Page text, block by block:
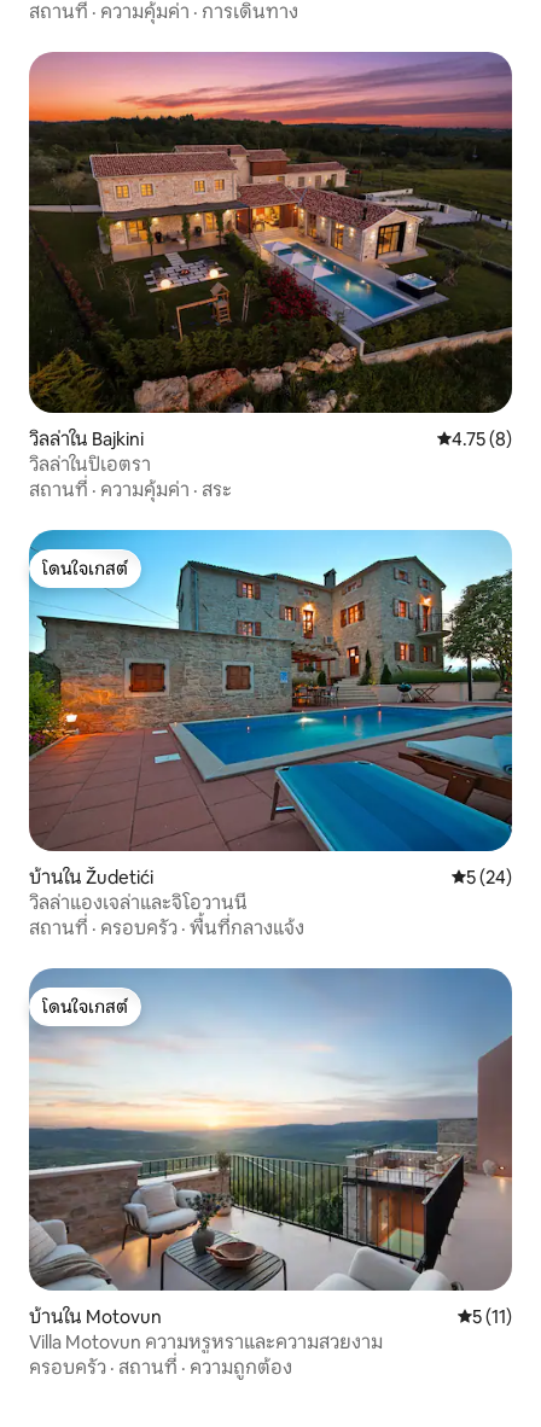
สถานที่ · ความคุ้มค่า · การเดินทาง
วิลล่าใน Bajkini คะแนนเฉลี่ย
4.75 (8)
วิลล่าในปิเอตรา
สถานที่ · ความคุ้มค่า · สระ
โดนใจเกสต์
โดนใจเกสต์
บ้านใน Žudetići คะแนนเฉลี่
5 (24)
วิลล่าแองเจล่าและจิโอวานนี
สถานที่ · ครอบครัว · พื้นที่กลางแจ้ง
โดนใจเกสต์
โดนใจเกสต์
บ้านใน Motovun คะแนนเฉ
5 (11)
Villa Motovun ความหรูหราและความสวยงาม
ครอบครัว · สถานที่ · ความถูกต้อง